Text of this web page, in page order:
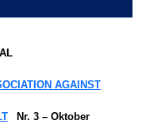
AGAINST
Nr. 3 – Oktober